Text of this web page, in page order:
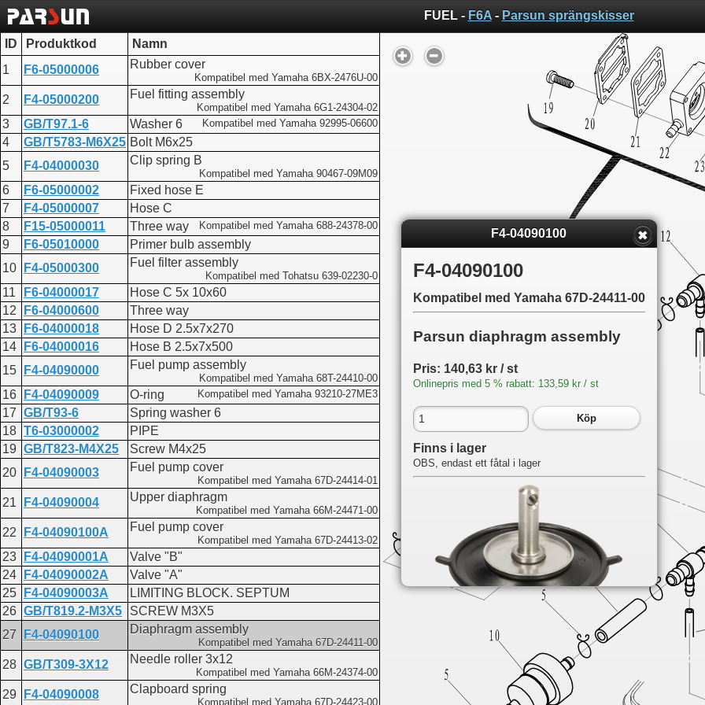
FUEL - F6A- Parsun sprängskisser
ID Produktkod
Namn
1
F6-05000006 Rubber cover
Kompatibel med Yamaha 6BX-2476U-00
2 F4-05000200 Fuel fitting assembly
Kompatibel med Yamaha 6G1-24304-02
3 GB/T97.1-6 Washer 6 Kompatibel med Yamaha 92995-06600
4 GB/T5783-M6X25 Bolt M6x25
5
F4-04000030 Clip spring B
Kompatibel med Yamaha 90467-09M09
6 F6-05000002
Fixed hose E
7
F4-05000007
Hose C
8
F15-05000011 Three way Kompatibel med Yamaha 688-24378-00
9 F6-05010000
Primer bulb assembly
10
F4-05000300 Fuel filter assembly
Kompatibel med Tohatsu 639-02230-0
11 F6-04000017
Hose C 5x 10x60
12
F6-04000600
Three way
13
F6-04000018
Hose D 2.5x7x270
14
F6-04000016
Hose B 2.5x7x500
15
F4-04090000 Fuel pump assembly
Kompatibel med Yamaha 68T-24410-00
16 F4-04090009 O-ring Kompatibel med Yamaha 93210-27ME3
17 GB/T93-6
Spring washer 6
18 T6-03000002
PIPE
19 GB/T823-M4X25
Screw M4x25
20
F4-04090003 Fuel pump cover
Kompatibel med Yamaha 67D-24414-01
21 F4-04090004 Upper diaphragm
Kompatibel med Yamaha 66M-24471-00
22 F4-04090100A Fuel pump cover
Kompatibel med Yamaha 67D-24413-02
23 F4-04090001A
Valve "B"
24
F4-04090002A
Valve "A"
25
F4-04090003A
LIMITING BLOCK. SEPTUM
26 GB/T819.2-M3X5
SCREW M3X5
27
F4-04090100 Diaphragm assembly
Kompatibel med Yamaha 67D-24411-00
28 GB/T309-3X12 Needle roller 3x12
Kompatibel med Yamaha 66M-24374-00
29 F4-04090008 Clapboard spring
Kompatibel med Yamaha 67D-24423-00
F4-04090100
F4-04090100
Kompatibel med Yamaha 67D-24411-00
Parsun diaphragm assembly
Pris: 140,63 kr / st
Onlinepris med 5 % rabatt: 133,59 kr / st
Köp
Finns i lager
OBS, endast ett fåtal i lager
Du hittar delen på följande sidor:
Fuel
Fuel